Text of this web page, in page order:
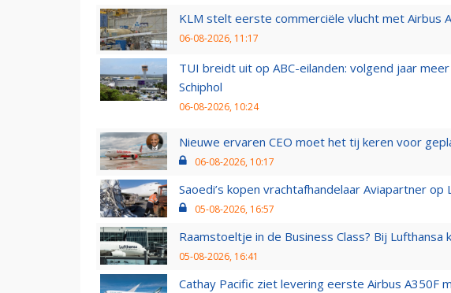
KLM stelt eerste commerciële vlucht met Airbus
06-08-2026, 11:17
TUI breidt uit op ABC-eilanden: volgend jaar
Schiphol
06-08-2026, 10:24
Nieuwe ervaren CEO moet het tij keren voor
06-08-2026, 10:17
Saoedi’s kopen vrachtafhandelaar Aviapartner op
05-08-2026, 16:57
Raamstoeltje in de Business Class? Bij
05-08-2026, 16:41
Cathay Pacific ziet levering eerste Airbus A350F